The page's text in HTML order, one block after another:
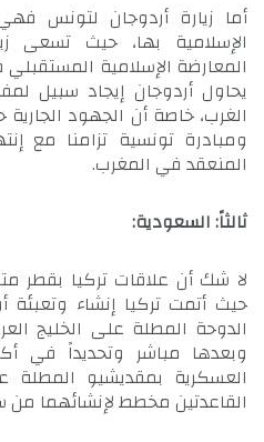
أما زيارة أردوجان لتونس
الإسلامية بها، حيث تسعى
المعارضة الإسلامية
يحاول أردوجان إيجاد سبيل
الغرب، خاصة أن الجهود الجارية
ومبادرة تونسية تزامنا مع
المنعقد في المغرب.
ثالثاً: السعودية:
لا شك أن علاقات تركيا بقطر
حيث أتمت تركيا إنشاء
الدوحة المطلة على الخليج
وبعدها مباشر وتحديداً في
العسكرية بمقديشيو المطلة
القاعدتين مخطط لإنشائهما